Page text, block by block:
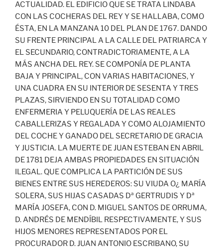
ACTUALIDAD. EL EDIFICIO QUE SE TRATA LINDABA
CON LAS COCHERAS DEL REY Y SE HALLABA, COMO
ÉSTA, EN LA MANZANA 10 DEL PLAN DE 1767. DANDO
SU FRENTE PRINCIPAL A LA CALLE DEL PATRIARCA Y
EL SECUNDARIO, CONTRADICTORIAMENTE, A LA
MÁS ANCHA DEL REY. SE COMPONÍA DE PLANTA
BAJA Y PRINCIPAL, CON VARIAS HABITACIONES, Y
UNA CUADRA EN SU INTERIOR DE SESENTA Y TRES
PLAZAS, SIRVIENDO EN SU TOTALIDAD COMO
ENFERMERIA Y PELUQUERÍA DE LAS REALES
CABALLERIZAS Y REGALADA Y COMO ALOJAMIENTO
DEL COCHE Y GANADO DEL SECRETARIO DE GRACIA
Y JUSTICIA. LA MUERTE DE JUAN ESTEBAN EN ABRIL
DE 1781 DEJA AMBAS PROPIEDADES EN SITUACIÓN
ILEGAL. QUE COMPLICA LA PARTICIÓN DE SUS
BIENES ENTRE SUS HEREDEROS: SU VIUDA O¿ MARÍA
SOLERA, SUS HIJAS CASADAS Dª GERTRUDIS Y Dª
MARÍA JOSEFA, CON D. MIGUEL SANTOS DE ORRUMA,
D. ANDRÉS DE MENDÍBIL RESPECTIVAMENTE, Y SUS
HIJOS MENORES REPRESENTADOS POR EL
PROCURADOR D. JUAN ANTONIO ESCRIBANO, SU